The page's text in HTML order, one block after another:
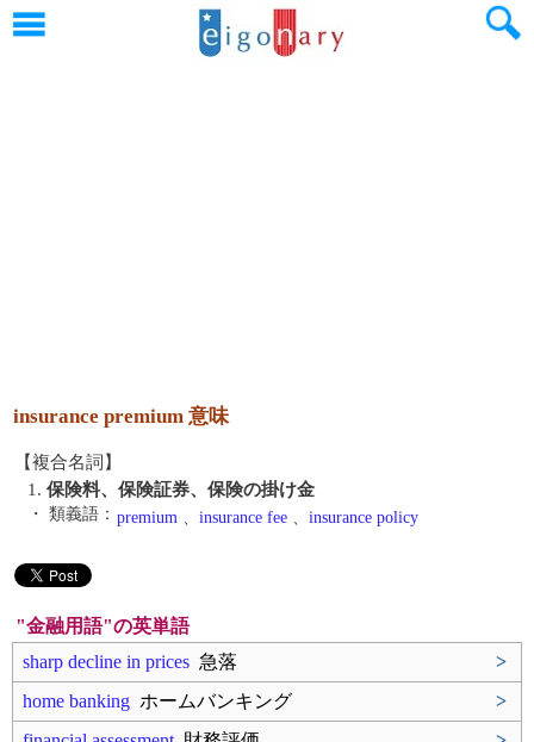
insurance premium 意味
【複合名詞】
1. 保険料、保険証券、保険の掛け金
・ 類義語： premium 、 insurance fee 、 insurance policy
"金融用語"の英単語
sharp decline in prices 急落
>
home banking ホームバンキング
>